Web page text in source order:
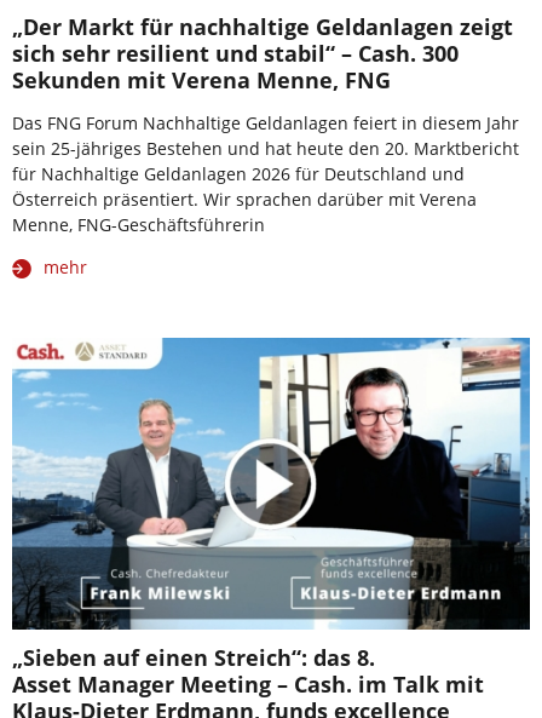
„Der Markt für nachhaltige Geldanlagen zeigt
sich sehr resilient und stabil“ – Cash. 300
Sekunden mit Verena Menne, FNG
Das FNG Forum Nachhaltige Geldanlagen feiert in diesem Jahr
sein 25-jähriges Bestehen und hat heute den 20. Marktbericht
für Nachhaltige Geldanlagen 2026 für Deutschland und
Österreich präsentiert. Wir sprachen darüber mit Verena
Menne, FNG-Geschäftsführerin
mehr
„Sieben auf einen Streich“: das 8.
Asset Manager Meeting – Cash. im Talk mit
Klaus-Dieter Erdmann, funds excellence